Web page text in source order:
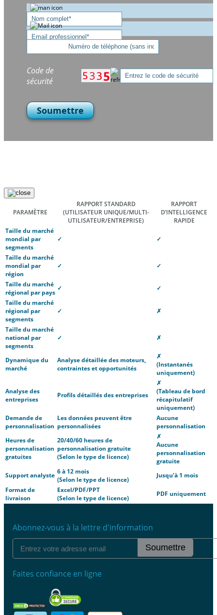
Code de
sécurité
Soumettre
PARAMÈTRE
RAPPORT STANDARD
(UTILISATEUR UNIQUE/MULTI-
UTILISATEUR/ENTREPRISE)
RAPPORT
D’INTELLIGENCE
RAPIDE
Taille du marché
mondial par
segments
✓ ✓
Taille du marché
mondial par
région
✓ ✓
Taille du marché
régional par pays
✓
✓
Taille du marché
régional par
segments
✓ ✗
Taille du marché
national par
segments
✓ ✗
Dynamique du
marché
Analyse détaillée des moteurs,
contraintes et opportunités
✗
(Instantanés
uniquement)
Analyse des
entreprises
Profils détaillés des entreprises
✗
(Tableau de bord
récapitulatif
uniquement)
Demande de
personnalisation
Les données peuvent être
personnalisées
Aucune
personnalisation
Heures de
personnalisation
gratuites
20/40/60 heures de
personnalisation gratuite
(Selon le type de licence)
✗
Aucune
personnalisation
gratuite
Support analyste 6 à 12 mois
(Selon le type de licence)
Jusqu’à 1 mois
Format de
livraison
Excel/PDF/PPT
(Selon le type de licence)
PDF uniquement
Abonnez-vous à la lettre d'information
Soumettre
Faites confiance en ligne